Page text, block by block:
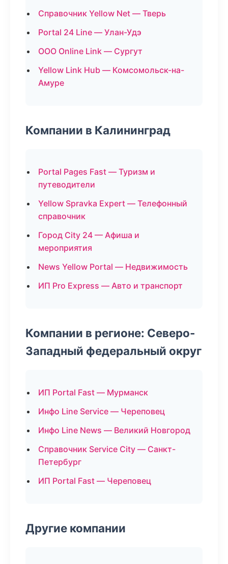
Справочник Yellow Net — Тверь
Portal 24 Line — Улан-Удэ
ООО Online Link — Сургут
Yellow Link Hub — Комсомольск-на-
Амуре
Компании в Калининград
Portal Pages Fast — Туризм и
путеводители
Yellow Spravka Expert — Телефонный
справочник
Город City 24 — Афиша и
мероприятия
News Yellow Portal — Недвижимость
ИП Pro Express — Авто и транспорт
Компании в регионе: Северо-
Западный федеральный округ
ИП Portal Fast — Мурманск
Инфо Line Service — Череповец
Инфо Line News — Великий Новгород
Справочник Service City — Санкт-
Петербург
ИП Portal Fast — Череповец
Другие компании